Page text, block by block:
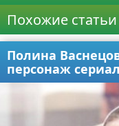
Похожие статьи
Полина
персонаж